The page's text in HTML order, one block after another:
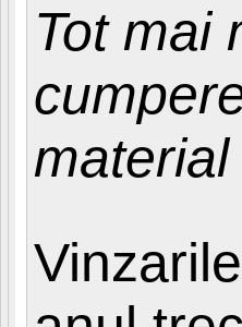
Tot mai